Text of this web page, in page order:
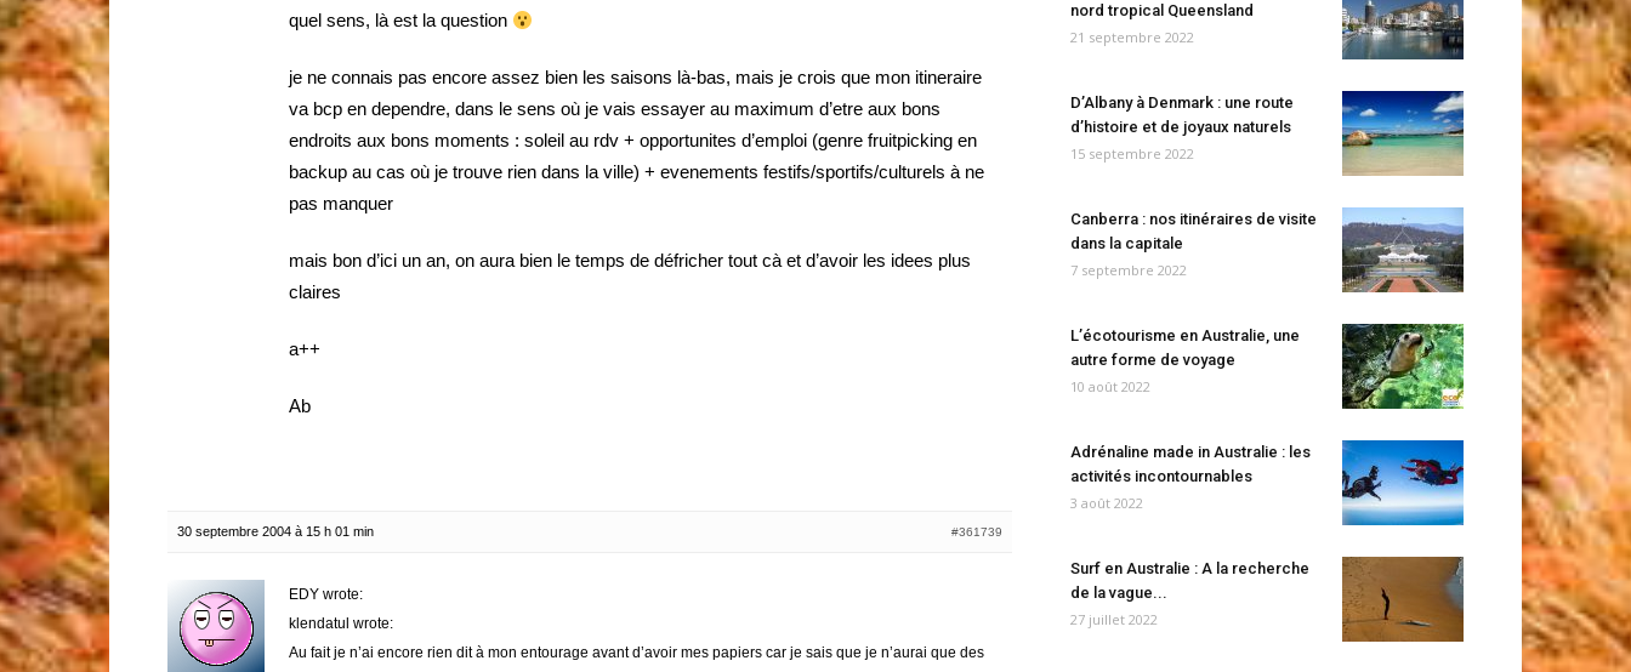
quel sens, là est la question
je ne connais pas encore assez bien les saisons là-bas, mais je crois que mon itineraire
va bcp en dependre, dans le sens où je vais essayer au maximum d’etre aux bons
endroits aux bons moments : soleil au rdv + opportunites d’emploi (genre fruitpicking en
backup au cas où je trouve rien dans la ville) + evenements festifs/sportifs/culturels à ne
pas manquer
mais bon d’ici un an, on aura bien le temps de défricher tout cà et d’avoir les idees plus
claires
a++
Ab
30 septembre 2004 à 15 h 01 min #361739
EDY wrote:
klendatul wrote:
Au fait je n’ai encore rien dit à mon entourage avant d’avoir mes papiers car je sais que je n’aurai que des
nord tropical Queensland
21 septembre 2022
D’Albany à Denmark : une route
d’histoire et de joyaux naturels
15 septembre 2022
Canberra : nos itinéraires de visite
dans la capitale
7 septembre 2022
L’écotourisme en Australie, une
autre forme de voyage
10 août 2022
Adrénaline made in Australie : les
activités incontournables
3 août 2022
Surf en Australie : A la recherche
de la vague...
27 juillet 2022